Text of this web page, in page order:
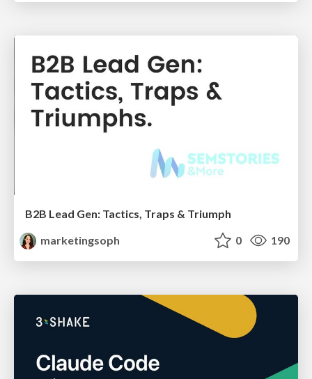
B2B Lead Gen: Tactics, Traps & Triumph
marketingsoph
0 190